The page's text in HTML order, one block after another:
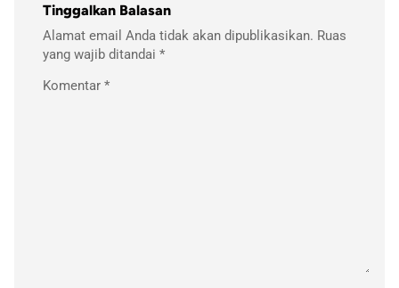
Tinggalkan Balasan
Alamat email Anda tidak akan dipublikasikan. Ruas
yang wajib ditandai *
Komentar *